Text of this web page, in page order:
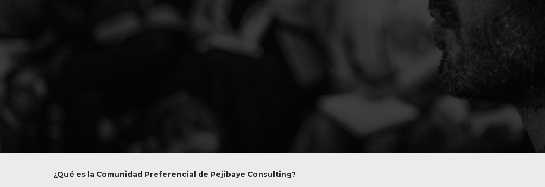
¿Qué es la Comunidad Preferencial de Pejibaye Consulting?